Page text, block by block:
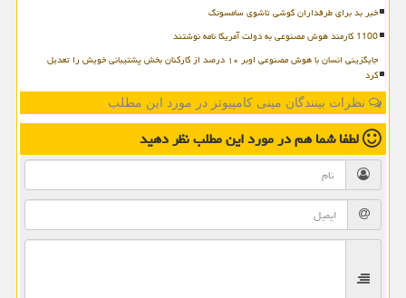
خبر بد برای طرفداران گوشی تاشوی سامسونگ
1100 کارمند هوش مصنوعی به دولت آمریکا نامه نوشتند
جایگزینی انسان با هوش مصنوعی اوبر ۱۰ درصد از کارکنان بخش پشتیبانی خویش را تعدیل
کرد
نظرات بینندگان مینی کامپیوتر در مورد این مطلب
لطفا شما همدر مورد این مطلبنظر دهید